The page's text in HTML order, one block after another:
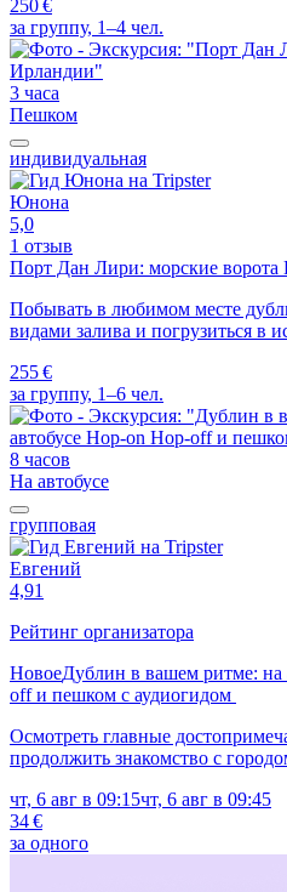
250 €
за группу, 1–4 чел.
3 часа
Пешком
индивидуальная
Юнона
5,0
1 отзыв
Порт Дан Лири: морские ворота
Побывать в любимом месте
видами залива и погрузиться в
255 €
за группу, 1–6 чел.
8 часов
На автобусе
групповая
Евгений
4,91
Рейтинг организатора
НовоеДублин в вашем ритме: на
off и пешком с аудиогидом
Осмотреть главные
продолжить знакомство с
чт, 6 авг в 09:15чт, 6 авг в 09:45
34 €
за одного